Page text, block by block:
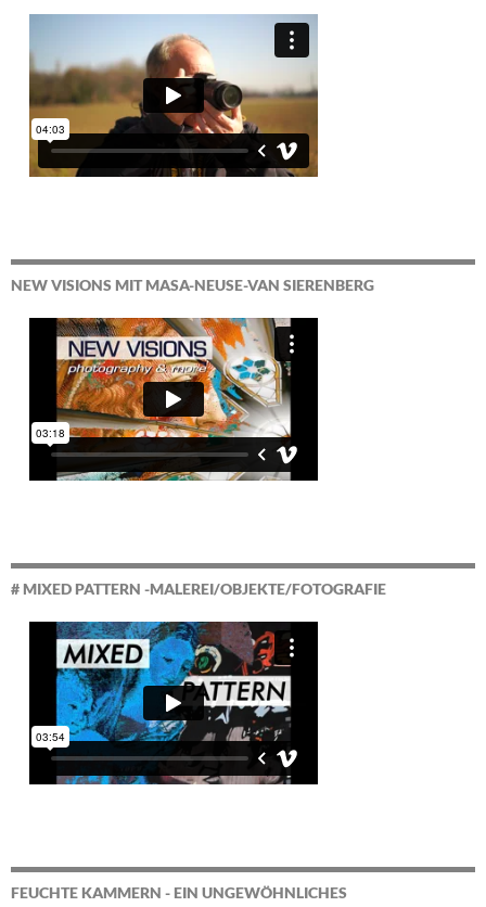
NEW VISIONS MIT MASA-NEUSE-VAN SIERENBERG
# MIXED PATTERN -MALEREI/OBJEKTE/FOTOGRAFIE
FEUCHTE KAMMERN - EIN UNGEWÖHNLICHES